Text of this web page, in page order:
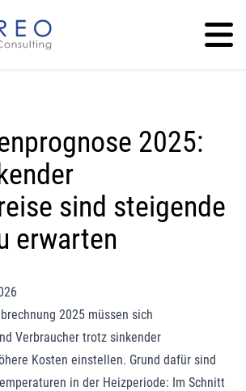
2025:
sind steigende
erwarten
2025 müssen sich
Verbraucher trotz sinkender
Kosten einstellen. Grund dafür sind
in der Heizperiode: Im Schnitt